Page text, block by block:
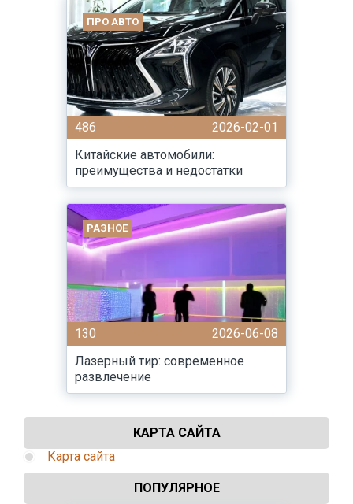
ПРО АВТО
486
2026-02-01
Китайские автомобили:
преимущества и недостатки
РАЗНОЕ
130
2026-06-08
Лазерный тир: современное
развлечение
КАРТА САЙТА
Карта сайта
ПОПУЛЯРНОЕ